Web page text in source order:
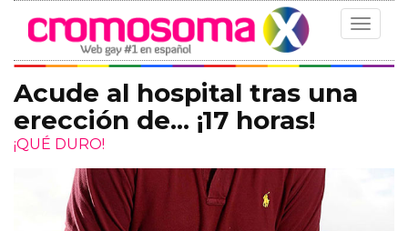
Toggle
Acude al hospital tras una
erección de... ¡17 horas!
¡QUÉ DURO!